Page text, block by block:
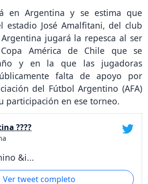
en Argentina y se estima que
estadio José Amalfitani, del club
jugará la repesca al ser
América de Chile que se
y en la que las jugadoras
falta de apoyo por
del Fútbol Argentino (AFA)
participación en ese torneo.
????
&i...
Ver tweet completo